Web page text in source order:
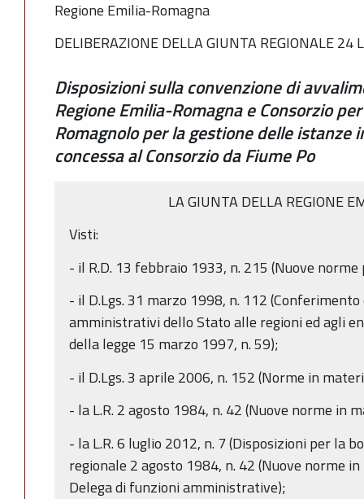
Regione Emilia-Romagna
DELIBERAZIONE DELLA GIUNTA REGIONALE 24
Disposizioni sulla convenzione di
Regione Emilia-Romagna e Consorzio
Romagnolo per la gestione delle istanze
concessa al Consorzio da Fiume Po
LA GIUNTA DELLA REGIONE
Visti:
- il R.D. 13 febbraio 1933, n. 215 (Nuove
- il D.Lgs. 31 marzo 1998, n. 112
amministrativi dello Stato alle regioni ed agli
della legge 15 marzo 1997, n. 59);
- il D.Lgs. 3 aprile 2006, n. 152 (Norme in
- la L.R. 2 agosto 1984, n. 42 (Nuove norme in
- la L.R. 6 luglio 2012, n. 7 (Disposizioni per la
regionale 2 agosto 1984, n. 42 (Nuove norme
Delega di funzioni amministrative);